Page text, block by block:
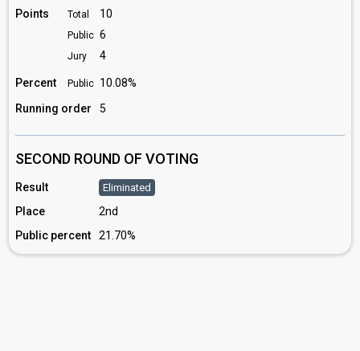
Points Total 10
Public 6
Jury 4
Percent Public 10.08%
Running order
5
SECOND ROUND OF VOTING
Result Eliminated
Place
2nd
Public percent
21.70%